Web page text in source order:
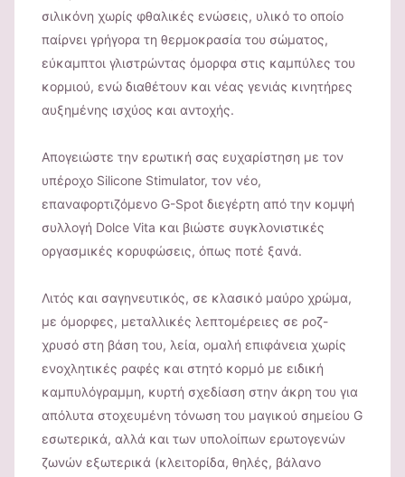
σιλικόνη χωρίς φθαλικές ενώσεις, υλικό το οποίο
παίρνει γρήγορα τη θερμοκρασία του σώματος,
εύκαμπτοι γλιστρώντας όμορφα στις καμπύλες του
κορμιού, ενώ διαθέτουν και νέας γενιάς κινητήρες
αυξημένης ισχύος και αντοχής.
Απογειώστε την ερωτική σας ευχαρίστηση με τον
υπέροχο Silicone Stimulator, τον νέο,
επαναφορτιζόμενο G-Spot διεγέρτη από την κομψή
συλλογή Dolce Vita και βιώστε συγκλονιστικές
οργασμικές κορυφώσεις, όπως ποτέ ξανά.
Λιτός και σαγηνευτικός, σε κλασικό μαύρο χρώμα,
με όμορφες, μεταλλικές λεπτομέρειες σε ροζ-
χρυσό στη βάση του, λεία, ομαλή επιφάνεια χωρίς
ενοχλητικές ραφές και στητό κορμό με ειδική
καμπυλόγραμμη, κυρτή σχεδίαση στην άκρη του για
απόλυτα στοχευμένη τόνωση του μαγικού σημείου G
εσωτερικά, αλλά και των υπολοίπων ερωτογενών
ζωνών εξωτερικά (κλειτορίδα, θηλές, βάλανο